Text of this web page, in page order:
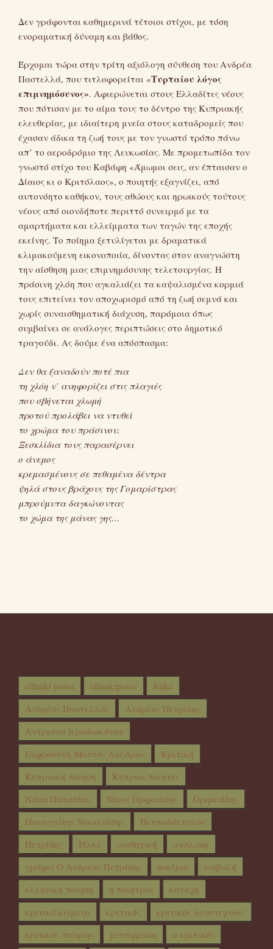
Δεν γράφονται καθημερινά τέτοιοι στίχοι, με τόση
ενοραματική δύναμη και βάθος.
Έρχομαι τώρα στην τρίτη αξιόλογη σύνθεση του Ανδρέα
Παστελλά, που τιτλοφορείται «Τυρταίου λόγος
επιμνημόσυνος». Αφιερώνεται στους Ελλαδίτες νέους
που πότισαν με το αίμα τους το δέντρο της Κυπριακής
ελευθερίας, με ιδιαίτερη μνεία στους καταδρομείς που
έχασαν άδικα τη ζωή τους με τον γνωστό τρόπο πάνω
απ’ το αεροδρόμιο της Λευκωσίας. Με προμετωπίδα τον
γνωστό στίχο του Καβάφη «Άμωμοι σεις, αν έπταισαν ο
Δίαιος κι ο Κριτόλαος», ο ποιητής εξαγνίζει, από
αυτονόητο καθήκον, τους αθώους και ηρωικούς τούτους
νέους από οιονδήποτε περιττό συνειρμό με τα
αμαρτήματα και ελλείμματα των ταγών της εποχής
εκείνης. Το ποίημα ξετυλίγεται με δραματικά
κλιμακούμενη εικονοποιία, δίνοντας στον αναγνώστη
την αίσθηση μιας επιμνημόσυνης τελετουργίας. Η
πράσινη χλόη που αγκαλιάζει τα καψαλισμένα κορμιά
τους επιτείνει τον αποχωρισμό από τη ζωή σεμνά και
χωρίς συναισθηματική διάχυση, παρόμοια όπως
συμβαίνει σε ανάλογες περιπτώσεις στο δημοτικό
τραγούδι. Ας δούμε ένα απόσπασμα:
Δεν θα ξαναδούν ποτέ πια
τη χλόη ν’ ανηφορίζει στις πλαγιές
που σβήνεται χλωμή
προτού προλάβει να ντυθεί
το χρώμα του πράσινου.
Ξεσκλίδια τους παρασέρνει
ο άνεμος
κρεμασμένους σε πεθαμένα δέντρα
ψηλά στους βράχους της Γομαρίστρας
μπρούμυτα δαγκώνοντας
το χώμα της μάνας γης…
elliniki poiisi ellinikipoiisi
Rilke
Ανδρέας Παστελλάς
Ανδρέας Πετρίδης
Αντριάνα Ιεροδιακόνου
Ευφροσύνη Μαντά- Λαζάρου
Κριτική
Κυπριακή ποίηση
Κύπριοι ποιητές
Νάσα Παταπίου
Νίκος Ορφανίδης
Ορφανίδης
Παναγιώτης Νικολαϊδης
Πενταδάκτυλος
Πετρίδης
Ρίλκε αισθητική
ανάλυση
γράφει Ο Ανδρέας Πετρίδης
δοκίμιο
εισβολή
ελληνική ποίηση
η ποιήτρια
κατοχή
κριτικό κείμενο
κριτικός
κριτικός λογοτεχνίας
κριτικός ποίησης
μετάφραση ο κριτικός